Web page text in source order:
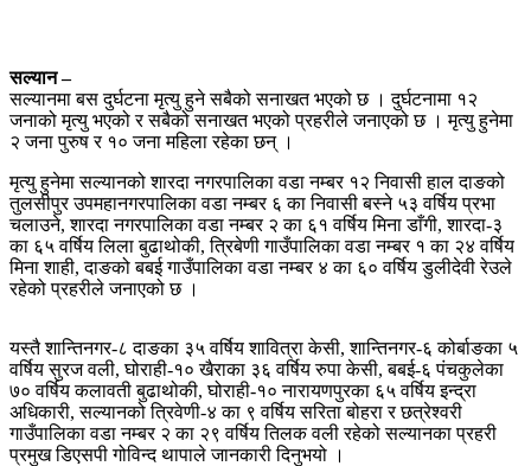
सल्यान –
सल्यानमा बस दुर्घटना मृत्यु हुने सबैको सनाखत भएको छ । दुर्घटनामा १२
जनाको मृत्यु भएको र सबैको सनाखत भएको प्रहरीले जनाएको छ । मृत्यु हुनेमा
२ जना पुरुष र १० जना महिला रहेका छन् ।
मृत्यु हुनेमा सल्यानको शारदा नगरपालिका वडा नम्बर १२ निवासी हाल दाङको
तुलसीपुर उपमहानगरपालिका वडा नम्बर ६ का निवासी बस्ने ५३ वर्षिय प्रभा
चलाउने, शारदा नगरपालिका वडा नम्बर २ का ६१ वर्षिय मिना डाँगी, शारदा-३
का ६५ वर्षिय लिला बुढाथोकी, त्रिबेणी गाउँपालिका वडा नम्बर १ का २४ वर्षिय
मिना शाही, दाङको बबई गाउँपालिका वडा नम्बर ४ का ६० वर्षिय डुलीदेवी रेउले
रहेको प्रहरीले जनाएको छ ।
यस्तै शान्तिनगर-८ दाङका ३५ वर्षिय शावित्रा केसी, शान्तिनगर-६ कोर्बाङका ५
वर्षिय सुरज वली, घोराही-१० खैराका ३६ वर्षिय रुपा केसी, बबई-६ पंचकुलेका
७० वर्षिय कलावती बुढाथोकी, घोराही-१० नारायणपुरका ६५ वर्षिय इन्द्रा
अधिकारी, सल्यानको त्रिवेणी-४ का ९ वर्षिय सरिता बोहरा र छत्रेश्वरी
गाउँपालिका वडा नम्बर २ का २९ वर्षिय तिलक वली रहेको सल्यानका प्रहरी
प्रमुख डिएसपी गोविन्द थापाले जानकारी दिनुभयो ।